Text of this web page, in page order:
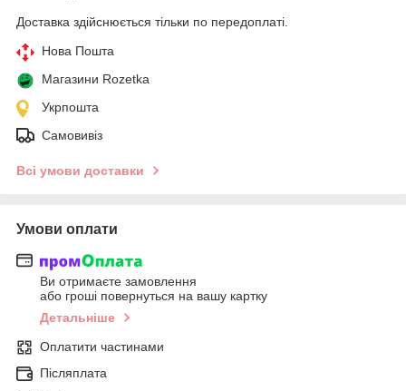
Доставка здійснюється тільки по передоплаті.
Нова Пошта
Магазини Rozetka
Укрпошта
Самовивіз
Всі умови доставки
Умови оплати
Ви отримаєте замовлення
або гроші повернуться на вашу картку
Детальніше
Оплатити частинами
Післяплата